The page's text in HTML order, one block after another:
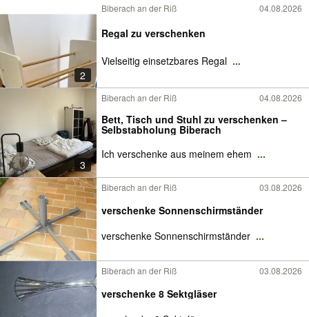
2
Biberach an der Riß 04.08.2026
Regal zu verschenken
Vielseitig einsetzbares Regal ...
3
Biberach an der Riß 04.08.2026
Bett, Tisch und Stuhl zu verschenken –
Selbstabholung Biberach
Ich verschenke aus meinem ehem ...
Biberach an der Riß 03.08.2026
verschenke Sonnenschirmständer
verschenke Sonnenschirmständer ...
Biberach an der Riß 03.08.2026
verschenke 8 Sektgläser